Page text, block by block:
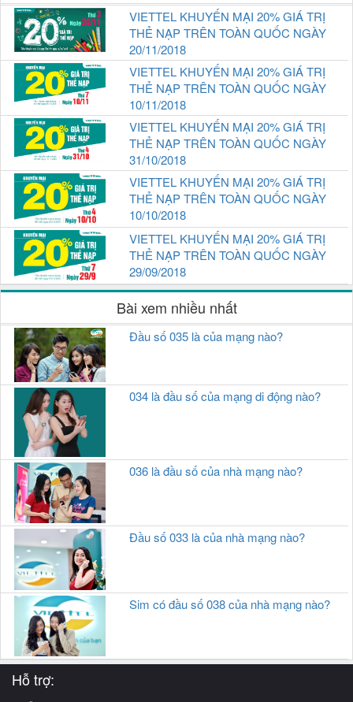
VIETTEL KHUYẾN MẠI 20% GIÁ TRỊ
THẺ NẠP TRÊN TOÀN QUỐC NGÀY
20/11/2018
VIETTEL KHUYẾN MẠI 20% GIÁ TRỊ
THẺ NẠP TRÊN TOÀN QUỐC NGÀY
10/11/2018
VIETTEL KHUYẾN MẠI 20% GIÁ TRỊ
THẺ NẠP TRÊN TOÀN QUỐC NGÀY
31/10/2018
VIETTEL KHUYẾN MẠI 20% GIÁ TRỊ
THẺ NẠP TRÊN TOÀN QUỐC NGÀY
10/10/2018
VIETTEL KHUYẾN MẠI 20% GIÁ TRỊ
THẺ NẠP TRÊN TOÀN QUỐC NGÀY
29/09/2018
Bài xem nhiều nhất
Đầu số 035 là của mạng nào?
034 là đầu số của mạng di động nào?
036 là đầu số của nhà mạng nào?
Đầu số 033 là của nhà mạng nào?
Sim có đầu số 038 của nhà mạng nào?
Hỗ trợ: